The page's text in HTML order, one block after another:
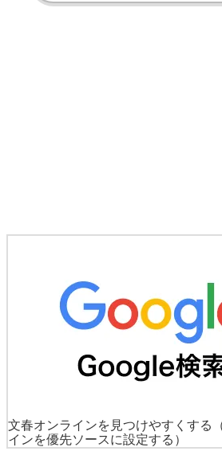
文春オンラインを見つけやすくする
インを優先ソースに設定する）